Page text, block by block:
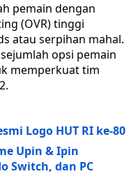
pemain dengan
(OVR) tinggi
atau serpihan mahal.
opsi pemain
memperkuat tim
Logo HUT RI ke-80
Upin & Ipin
Switch, dan PC